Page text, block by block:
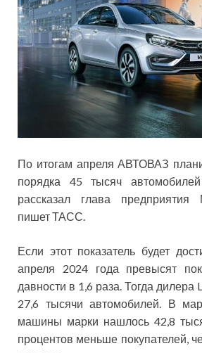
По итогам апреля АВТОВАЗ
порядка 45 тысяч
рассказал глава
пишет ТАСС.
Если этот показатель будет
апреля 2024 года превысят
давности в 1,6 раза. Тогда дилера
27,6 тысячи автомобилей. В
машины марки нашлось 42,8
процентов меньше покупателей,